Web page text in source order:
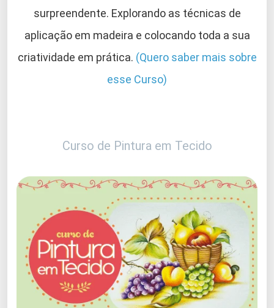
surpreendente. Explorando as técnicas de
aplicação em madeira e colocando toda a sua
criatividade em prática. (Quero saber mais sobre
esse Curso)
Curso de Pintura em Tecido